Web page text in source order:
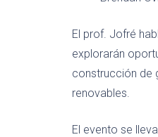
El prof. Jofré
explorarán
construcción de
renovables.
El evento se